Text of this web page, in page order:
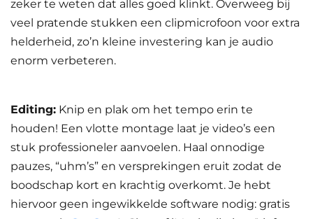
zeker te weten dat alles goed klinkt. Overweeg bij
veel pratende stukken een clipmicrofoon voor extra
helderheid, zo’n kleine investering kan je audio
enorm verbeteren.
Editing: Knip en plak om het tempo erin te
houden! Een vlotte montage laat je video’s een
stuk professioneler aanvoelen. Haal onnodige
pauzes, “uhm’s” en versprekingen eruit zodat de
boodschap kort en krachtig overkomt. Je hebt
hiervoor geen ingewikkelde software nodig: gratis